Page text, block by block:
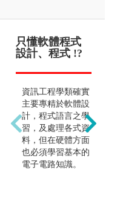
畢業後只能當
圖書館員或在
除了學習圖書館專
業，圖書資訊學類
也涉及資料庫與資
訊處理的課程。可
應用任何與資訊服
務相關的機構與產
只懂軟體程式
設計、程式 !?
資訊工程學類確實
主要專精於軟體設
計，程式語言之學
習，及處理各式資
料，但在硬體方面
也必須學習基本的
電子電路知識。